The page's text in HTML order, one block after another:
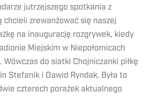
jutrzejszego spotkania z
chcieli zrewanżować się naszej
na inaugurację rozgrywek, kiedy
Miejskim w Niepołomicach
do siatki Chojniczanki piłkę
Stefanik i Dawid Ryndak. Była to
czterech porażek aktualnego